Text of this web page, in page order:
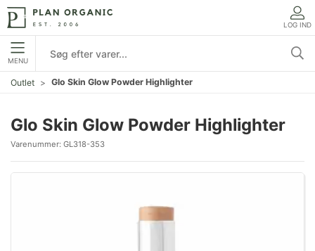
LOG IND
MENU
Outlet Glo Skin Glow Powder Highlighter
Glo Skin Glow Powder Highlighter
Varenummer: GL318-353